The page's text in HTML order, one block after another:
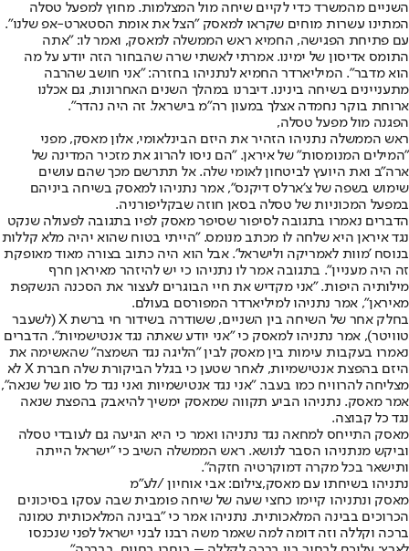
השניים מהמשרד כדי לקיים שיחה מול המצלמות. מחוץ למפעל טסלה
המתינו עשרות מוחים שקראו למאסק "הצל את אומת הסטארט-אפ שלנו".
עם פתיחת הפגישה, החמיא ראש הממשלה למאסק, ואמר לו: "אתה
התומס אדיסון של ימינו. אמרתי לאשתי שרה שהבחור הזה יודע על מה
הוא מדבר". המיליארדר החמיא לנתניהו בחזרה: "אני חושב שהרבה
מתעניינים בשיחה בינינו. דיברנו במהלך השנים האחרונות, גם אכלנו
ארוחת בוקר נחמדה אצלך במעון רה"מ בישראל. זה היה נהדר".
הפגנה מול מפעל טסלה,
ראש הממשלה נתניהו הזהיר את היזם הבינלאומי, אלון מאסק, מפני
"המילים המנומסות" של איראן. "הם ניסו להרוג את מזכיר המדינה של
ארה"ב ואת היועץ לביטחון לאומי שלה. אל תתרשם מכך שהם עושים
שימוש בשפה של צ'ארלס דיקנס", אמר נתניהו למאסק בשיחה ביניהם
במפעל המכוניות של טסלה בסאן חוזה שבקליפורניה.
הדברים נאמרו בתגובה לסיפור שסיפר מאסק לפיו בתגובה לפעולה שנקט
נגד איראן היא שלחה לו מכתב מנומס. "הייתי בטוח שהוא יהיה מלא קללות
בנוסח 'מוות לאמריקה ולישראל'. אבל הוא היה כתוב בצורה מאוד מאופקת
זה היה מעניין". בתגובה אמר לו נתניהו כי יש להיזהר מאיראן חרף
מילותיה היפות. "אני מקדיש את חיי הבוגרים לעצור את הסכנה הנשקפת
מאיראן", אמר נתניהו למיליארדר המפורסם בעולם.
בחלק אחר של השיחה בין השניים, ששודרה בשידור חי ברשת X (לשעבר
טוויטר), אמר נתניהו למאסק כי "אני יודע שאתה נגד אנטישמיות". הדברים
נאמרו בעקבות עימות בין מאסק לבין "הליגה נגד השמצה" שהאשימה את
היזם בהפצת אנטישמיות, לאחר שטען כי בגלל הביקורת שלה חברת X לא
מצליחה להרוויח כמו בעבר. "אני נגד אנטישמיות ואני נגד כל סוג של שנאה",
אמר מאסק. נתניהו הביע תקווה שמאסק ימשיך להיאבק בהפצת שנאה
נגד כל קבוצה.
מאסק התייחס למחאה נגד נתניהו ואמר כי היא הגיעה גם לעובדי טסלה
וביקש מנתניהו הסבר לנושא. ראש הממשלה השיב כי "ישראל הייתה
ותישאר בכל מקרה דמוקרטיה חזקה".
נתניהו בשיחתו עם מאסק,צילום: אבי אוחיון /לע"מ
מאסק ונתניהו קיימו כחצי שעה של שיחה פומבית שבה עסקו בסיכונים
הכרוכים בבינה המלאכותית. נתניהו אמר כי "בבינה המלאכותית טמונה
ברכה וקללה וזה דומה למה שאמר משה רבנו לבני ישראל לפני שנכנסו